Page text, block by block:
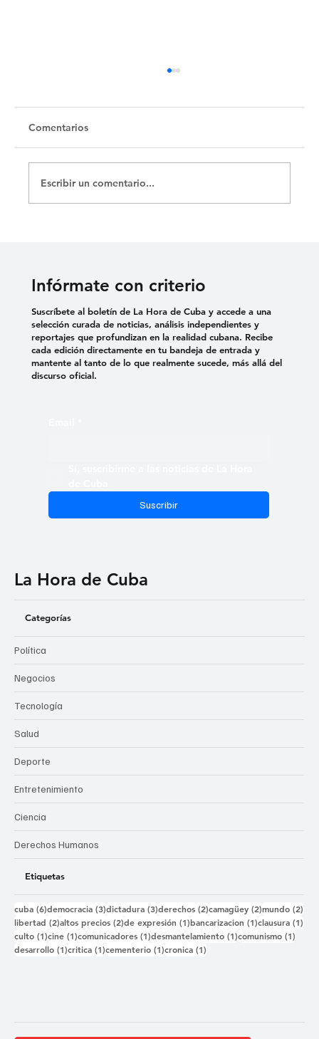
Untitled
Comentarios
Escribir un comentario...
Infórmate con criterio
Suscribir
Suscríbete al boletín de La Hora de Cuba y accede a una
selección curada de noticias, análisis independientes y
reportajes que profundizan en la realidad cubana. Recibe
cada edición directamente en tu bandeja de entrada y
mantente al tanto de lo que realmente sucede, más allá del
discurso oficial.
La Hora de Cuba
Categorías
Política
Negocios
Tecnología
Salud
Deporte
Entretenimiento
Ciencia
Derechos Humanos
Etiquetas
cuba (6)6 entradas
democracia (3)3 entradas
dictadura (3)3 entradas
derechos (2)2 entradas
camagüey (2)2 entradas
mundo (2)
libertad (2)2 entradas
altos precios (2)2 entradas
de expresión (1)1 entrada
bancarizacion (1)1 entrada
clausura (1)
culto (1)1 entrada
cine (1)1 entrada
comunicadores (1)1 entrada
desmantelamiento (1)1 entrada
comunismo (1)
desarrollo (1)1 entrada
critica (1)1 entrada
cementerio (1)1 entrada
cronica (1)